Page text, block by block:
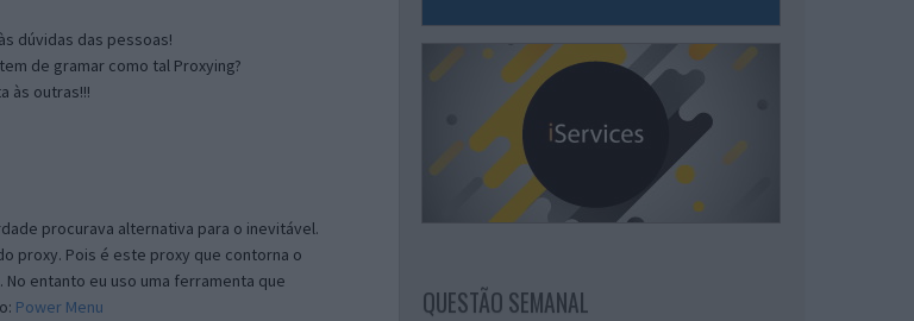
dúvidas das pessoas!
de gramar como tal Proxying?
às outras!!!
procurava alternativa para o inevitável.
proxy. Pois é este proxy que contorna o
entanto eu uso uma ferramenta que
Power Menu QUESTÃO SEMANAL